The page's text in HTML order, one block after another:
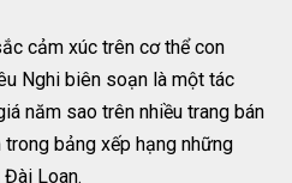
cảm xúc trên cơ thể con
Nghi biên soạn là một tác
năm sao trên nhiều trang bán
bảng xếp hạng những
Loan.